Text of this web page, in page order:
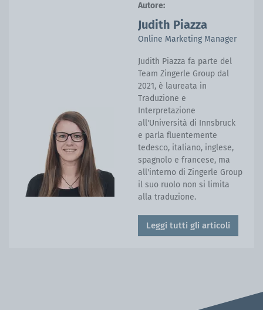
Autore:
Judith Piazza
Online Marketing Manager
Judith Piazza fa parte del
Team Zingerle Group dal
2021, è laureata in
Traduzione e
Interpretazione
all'Università di Innsbruck
e parla fluentemente
tedesco, italiano, inglese,
spagnolo e francese, ma
all'interno di Zingerle Group
il suo ruolo non si limita
alla traduzione.
Leggi tutti gli articoli